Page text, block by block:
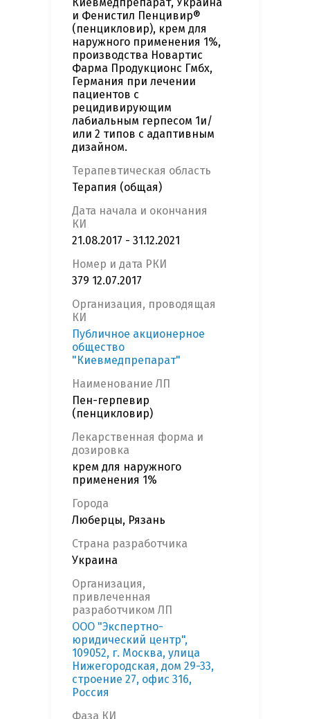
Киевмедпрепарат, Украина
и Фенистил Пенцивир®
(пенцикловир), крем для
наружного применения 1%,
производства Новартис
Фарма Продукционс Гмбх,
Германия при лечении
пациентов с
рецидивирующим
лабиальным герпесом 1и/
или 2 типов c адаптивным
дизайном.
Терапевтическая область
Терапия (общая)
Дата начала и окончания
КИ
21.08.2017 - 31.12.2021
Номер и дата РКИ
379 12.07.2017
Организация, проводящая
КИ
Публичное акционерное
общество
"Киевмедпрепарат"
Наименование ЛП
Пен-герпевир
(пенцикловир)
Лекарственная форма и
дозировка
крем для наружного
применения 1%
Города
Люберцы, Рязань
Страна разработчика
Украина
Организация,
привлеченная
разработчиком ЛП
ООО "Экспертно-
юридический центр",
109052, г. Москва, улица
Нижегородская, дом 29-33,
строение 27, офис 316,
Россия
Фаза КИ